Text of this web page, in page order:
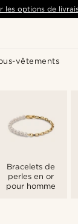
vêtements
les options de
Bracelets de
perles en or
pour homme